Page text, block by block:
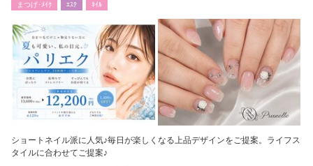
まつげ･ﾒｲｸ ｴｽﾃ ﾈｲﾙ
ショートネイル派に人気♪毎日が楽しくなる上品デザインをご提案。ライフス
タイルに合わせてご提案♪